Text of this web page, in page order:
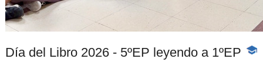
Día del Libro 2026 - 5ºEP leyendo a 1ºEP
-